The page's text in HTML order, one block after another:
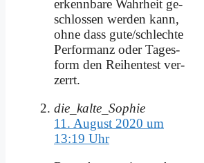
er­kenn­ba­re Wahr­heit ge­
schlos­sen wer­den kann,
oh­ne dass gute/schlechte
Per­for­manz oder Ta­ges­
form den Rei­hen­test ver­
zerrt.
die_kalte_Sophie
11. August 2020 um
13:19 Uhr